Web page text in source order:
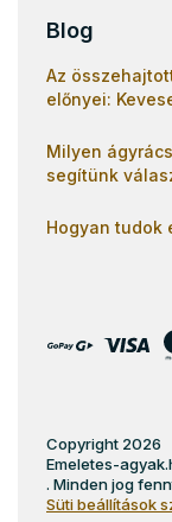
Blog
Az
előnyei:
Milyen
segítünk
Hogyan tudok
Copyright 2026
Emeletes-
. Minden jog
Süti beállítások